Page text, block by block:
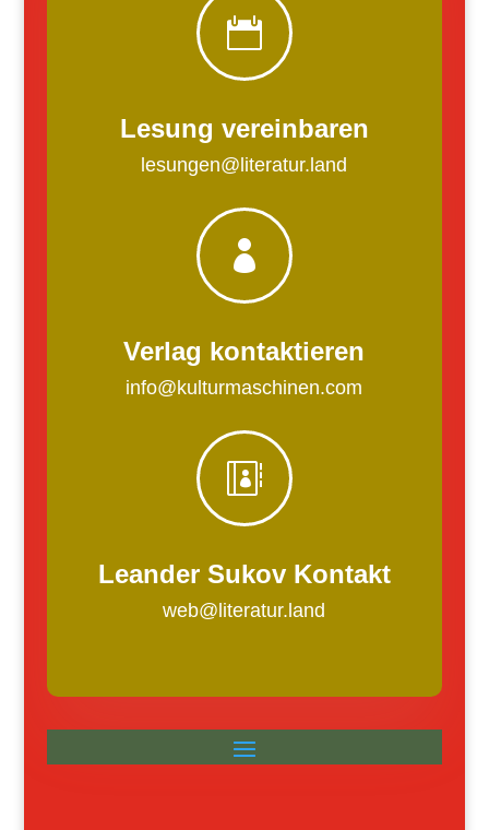

Lesung vereinbaren
lesungen@literatur.land

Verlag kontaktieren
info@kulturmaschinen.com

Leander Sukov Kontakt
web@literatur.land